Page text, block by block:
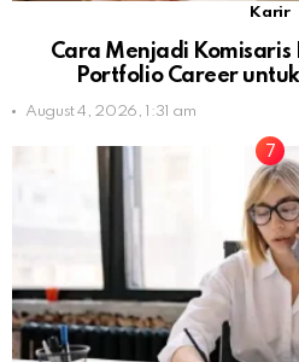
Karir
Cara Menjadi
Portfolio Career
August 4, 2026, 1:31 am